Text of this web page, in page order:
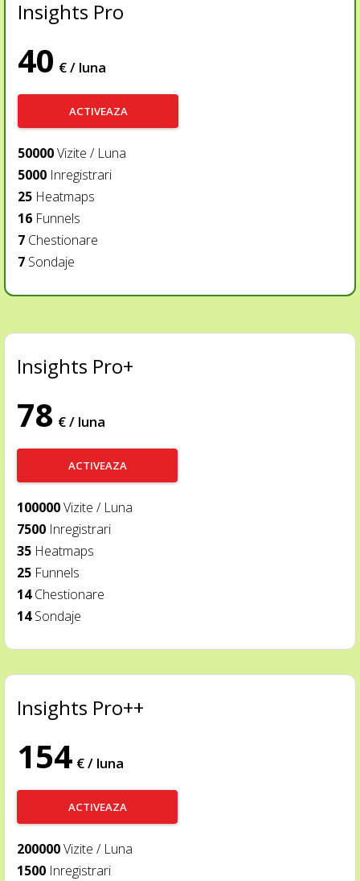
Insights Pro
40 € / luna
ACTIVEAZA
50000Vizite / Luna
5000 Inregistrari
25 Heatmaps
16 Funnels
7 Chestionare
7 Sondaje
Insights Pro+
78 € / luna
ACTIVEAZA
100000Vizite / Luna
7500 Inregistrari
35 Heatmaps
25 Funnels
14Chestionare
14Sondaje
Insights Pro++
154 € / luna
ACTIVEAZA
200000Vizite / Luna
1500 Inregistrari